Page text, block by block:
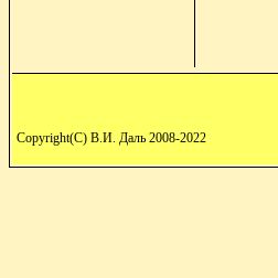
Copyright(C) В.И. Даль 2008-2022